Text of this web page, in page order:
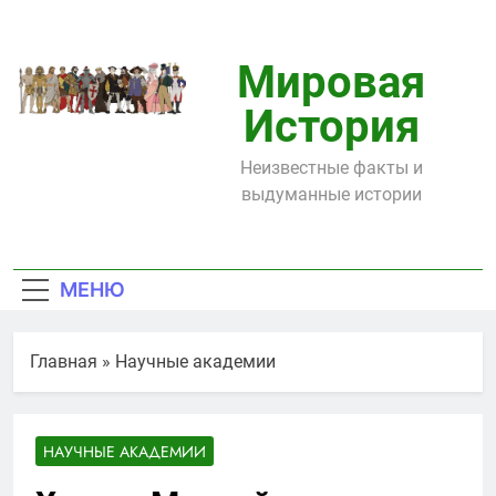
содержимому
Мировая
История
Неизвестные факты и
выдуманные истории
МЕНЮ
Главная » Научные академии
НАУЧНЫЕ АКАДЕМИИ